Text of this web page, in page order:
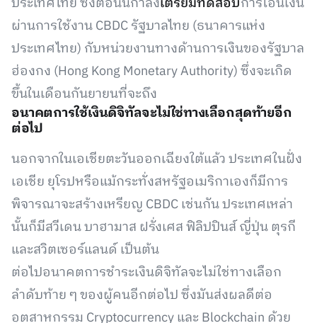
ผ่านการใช้งาน CBDC รัฐบาลไทย (ธนาคารแห่ง
ประเทศไทย) กับหน่วยงานทางด้านการเงินของรัฐบาล
ฮ่องกง (Hong Kong Monetary Authority) ซึ่งจะเกิด
ขึ้นในเดือนกันยายนที่จะถึง
อนาคตการใช้เงินดิจิทัลจะไม่ใช่ทางเลือกสุดท้ายอีก
ต่อไป
นอกจากในเอเชียตะวันออกเฉียงใต้แล้ว ประเทศในฝั่ง
เอเชีย ยุโรปหรือแม้กระทั่งสหรัฐอเมริกาเองก็มีการ
พิจารณาจะสร้างเหรียญ CBDC เช่นกัน ประเทศเหล่า
นั้นก็มีสวีเดน บาฮามาส ฝรั่งเศส ฟิลิปปินส์ ญี่ปุ่น ตุรกี
และสวิตเซอร์แลนด์ เป็นต้น
ต่อไปอนาคตการชำระเงินดิจิทัลจะไม่ใช่ทางเลือก
ลำดับท้าย ๆ ของผู้คนอีกต่อไป ซึ่งมันส่งผลดีต่อ
อุตสาหกรรม Cryptocurrency และ Blockchain ด้วย